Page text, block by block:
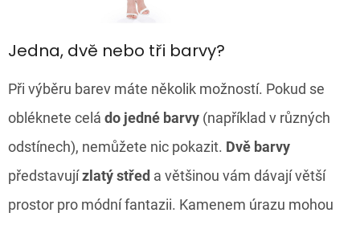
Jedna, dvě nebo tři barvy?
Při výběru barev máte několik možností. Pokud se
obléknete celá do jedné barvy (například v různých
odstínech), nemůžete nic pokazit. Dvě barvy
představujízlatý střed a většinou vám dávají větší
prostor pro módní fantazii. Kamenem úrazu mohou